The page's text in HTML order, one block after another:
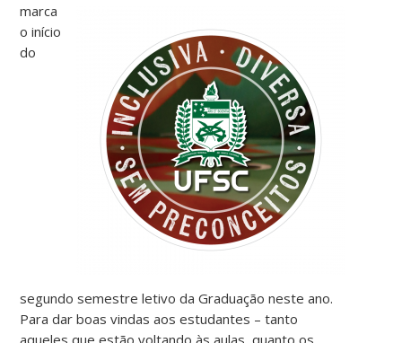
marca
o início
do
segundo semestre letivo da Graduação neste ano.
Para dar boas vindas aos estudantes – tanto
aqueles que estão voltando às aulas, quanto os